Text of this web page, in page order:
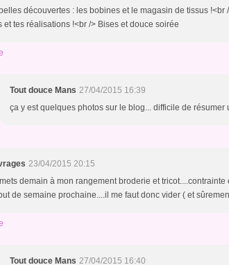
découvertes : les bobines et le magasin de tissus
et tes réalisations !<br /> Bises et douce soirée
Tout douce Mans 27/04/2015 16:39
ça y est quelques photos sur le blog... difficile de
23/04/2015 20:15
demain à mon rangement broderie et
de semaine prochaine....il me faut donc vider ( et
Tout douce Mans 27/04/2015 16:40